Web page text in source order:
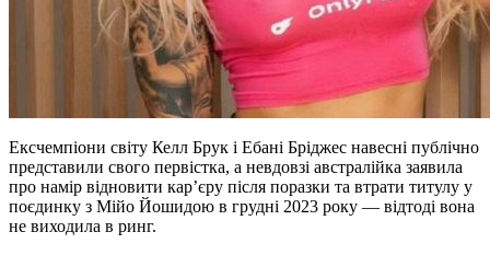
Ексчемпіони світу Келл Брук і Ебані Бріджес навесні публічно
представили свого первістка, а невдовзі австралійка заявила
про намір відновити кар’єру після поразки та втрати титулу у
поєдинку з Мійо Йошидою в грудні 2023 року — відтоді вона
не виходила в ринг.